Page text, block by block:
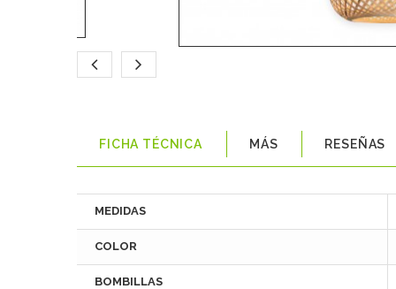
FICHA TÉCNICA MÁS RESEÑAS
MEDIDAS
COLOR
BOMBILLAS